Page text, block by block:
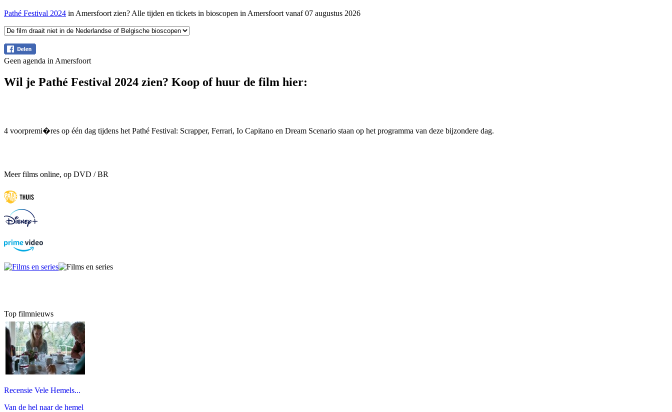
Pathé Festival 2024 in Amersfoort zien? Alle tijden en tickets in bioscopen in Amersfoort vanaf 07 augustus 2026
Geen agenda in Amersfoort
Wil je Pathé Festival 2024 zien? Koop of huur de film hier:
4 voorpremi�res op één dag tijdens het Pathé Festival: Scrapper, Ferrari, Io Capitano en Dream Scenario staan op het programma van deze bijzondere dag.
Meer films online, op DVD / BR
Top filmnieuws
Recensie Vele Hemels...
Van de hel naar de hemel